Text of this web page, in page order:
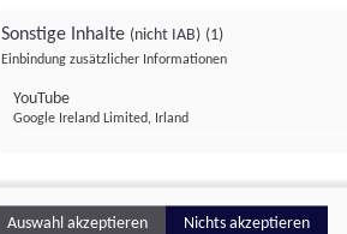
Sonstige Inhalte (nicht IAB) (1)
Einbindung zusätzlicher Informationen
YouTube
Google Ireland Limited, Irland
Auswahl akzeptieren Nichts akzeptieren